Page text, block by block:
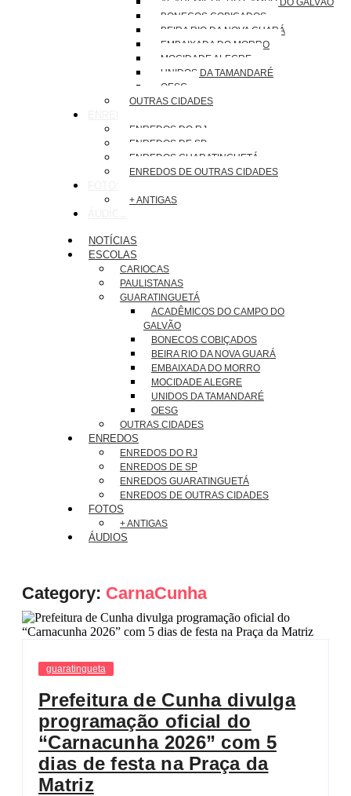
BONECOS COBIÇADOS
BEIRA RIO DA NOVA GUARÁ
EMBAIXADA DO MORRO
MOCIDADE ALEGRE
UNIDOS DA TAMANDARÉ
OESG
OUTRAS CIDADES
ENREDOS DO RJ
ENREDOS DE SP
ENREDOS GUARATINGUETÁ
ENREDOS DE OUTRAS CIDADES
+ ANTIGAS
NOTÍCIAS
ESCOLAS
CARIOCAS
PAULISTANAS
GUARATINGUETÁ
ACADÊMICOS DO CAMPO DO
GALVÃO
BONECOS COBIÇADOS
BEIRA RIO DA NOVA GUARÁ
EMBAIXADA DO MORRO
MOCIDADE ALEGRE
UNIDOS DA TAMANDARÉ
OESG
OUTRAS CIDADES
ENREDOS
ENREDOS DO RJ
ENREDOS DE SP
ENREDOS GUARATINGUETÁ
ENREDOS DE OUTRAS CIDADES
FOTOS
+ ANTIGAS
ÁUDIOS
Category: CarnaCunha
guaratingueta
Prefeitura de Cunha divulga
programação oficial do
“Carnacunha 2026” com 5
dias de festa na Praça da
Matriz